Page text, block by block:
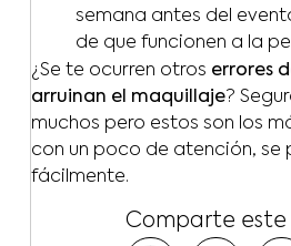
semana antes del
de que funcionen a la
¿Se te ocurren otros errores
arruinan el maquillaje?
muchos pero estos son los
con un poco de atención, se
fácilmente.
Comparte